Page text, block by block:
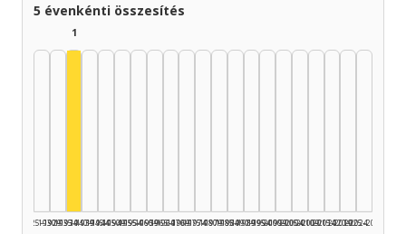
5 évenkénti összesítés
1925–1929
1930–1934
1
1935–1939
1940–1944
1945–1949
1950–1954
1955–1959
1960–1964
1965–1969
1970–1974
1975–1979
1980–1984
1985–1989
1990–1994
1995–1999
2000–2004
2005–2009
2010–2014
2015–2019
2020–2024
2025–2026